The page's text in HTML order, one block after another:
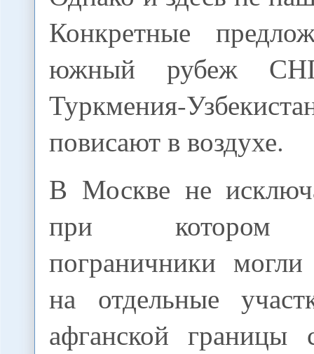
Конкретные
южный рубеж
Туркмения-
повисают в воздухе.
В Москве не
при котором
пограничники
на отдельные
афганской границы